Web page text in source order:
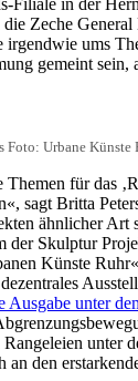
Zeche
irgendwie ums
gemeint sein,
Foto: Urbane Künste
für das
sagt Britta
ähnlicher Art
der Skulptur
Künste
Ausgabe unter
unter
an den